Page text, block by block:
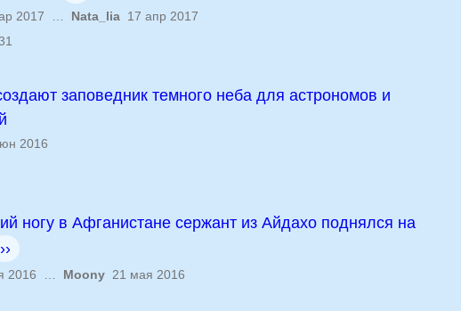
2017 … Nata_lia 17 апр 2017
заповедник темного неба для астрономов и
2016
ногу в Афганистане сержант из Айдахо поднялся на
››
2016 … Moony 21 мая 2016